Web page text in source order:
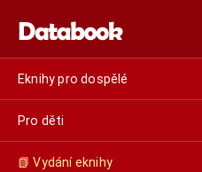
Eknihy pro dospělé
Pro děti
📗 Vydání eknihy